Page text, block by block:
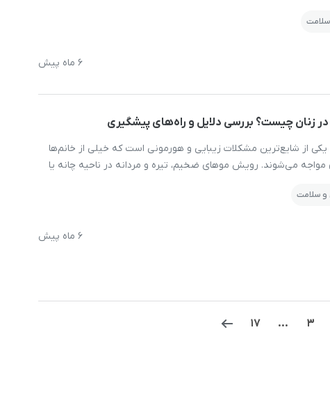
بسیاری از افراد […]سلامت
6 ماه پیش
زنان چیست؟ بررسی دلایل و راه‌های پیشگیری
یکی از شایع‌ترین مشکلات زیبایی و هورمونی است که خیلی از خانم‌ها
می‌شوند. رویش موهای ضخیم، تیره و مردانه در ناحیه چانه یا
و سلامت
6 ماه پیش
3
…
17